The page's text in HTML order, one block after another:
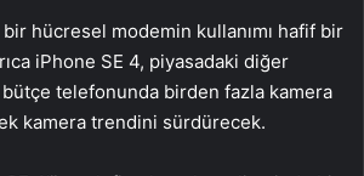
hücresel modemin kullanımı hafif bir
iPhone SE 4, piyasadaki diğer
telefonunda birden fazla kamera
kamera trendini sürdürecek.